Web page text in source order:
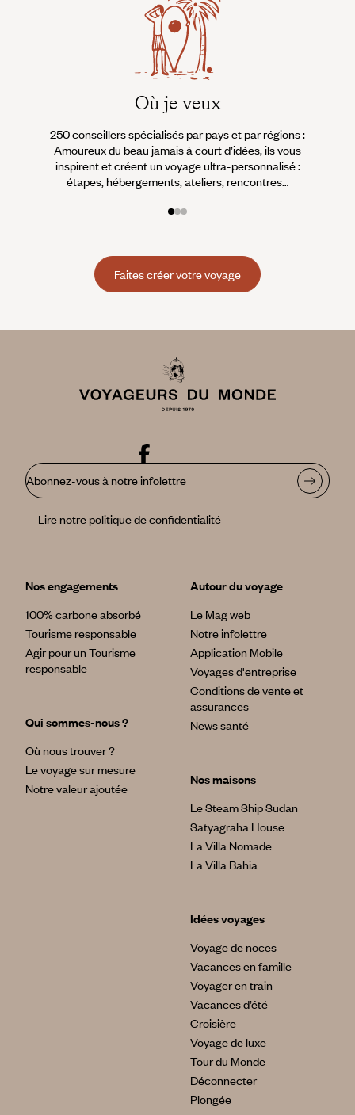
Où je veux
250 conseillers spécialisés par pays et par régions :
Amoureux du beau jamais à court d’idées, ils vous
inspirent et créent un voyage ultra-personnalisé :
étapes, hébergements, ateliers, rencontres…
Faites créer votre voyage
Abonnez-vous à notre infolettre
Lire notre politique de confidentialité
Nos engagements
100% carbone absorbé
Tourisme responsable
Agir pour un Tourisme
responsable
Qui sommes-nous ?
Où nous trouver ?
Le voyage sur mesure
Notre valeur ajoutée
Autour du voyage
Le Mag web
Notre infolettre
Application Mobile
Voyages d'entreprise
Conditions de vente et
assurances
News santé
Nos maisons
Le Steam Ship Sudan
Satyagraha House
La Villa Nomade
La Villa Bahia
Idées voyages
Voyage de noces
Vacances en famille
Voyager en train
Vacances d’été
Croisière
Voyage de luxe
Tour du Monde
Déconnecter
Plongée